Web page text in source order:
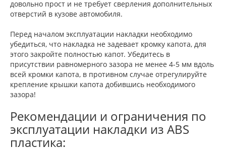
довольно прост и не требует сверления дополнительных
отверстий в кузове автомобиля.
Перед началом эксплуатации накладки необходимо
убедиться, что накладка не задевает кромку капота, для
этого закройте полностью капот. Убедитесь в
присутствии равномерного зазора не менее 4-5 мм вдоль
всей кромки капота, в противном случае отрегулируйте
крепление крышки капота добившись необходимого
зазора!
Рекомендации и ограничения по
эксплуатации накладки из ABS
пластика: